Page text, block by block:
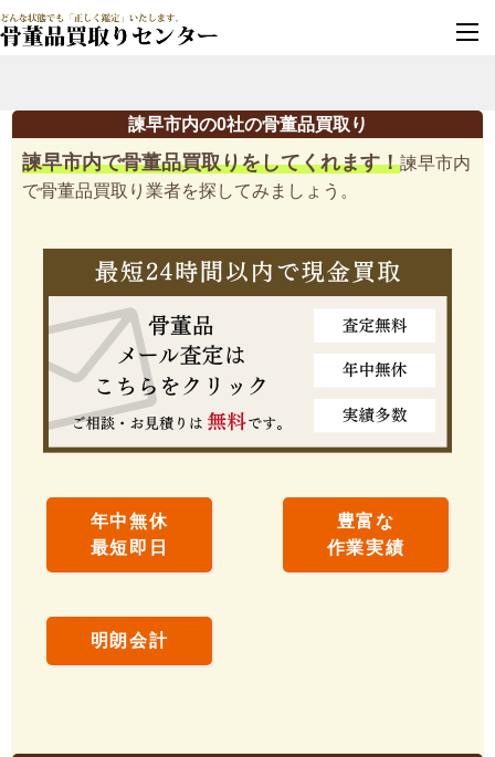
諫早市内の0社の骨董品買取り
諫早市内で骨董品買取りをしてくれます！諫早市内
で骨董品買取り業者を探してみましょう。
年中無休
最短即日
豊富な
作業実績
明朗会計